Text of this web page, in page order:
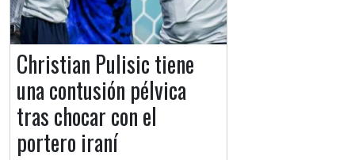
Christian Pulisic tiene
una contusión pélvica
tras chocar con el
portero iraní